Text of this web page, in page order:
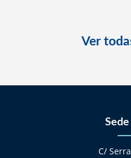
Ver
C/